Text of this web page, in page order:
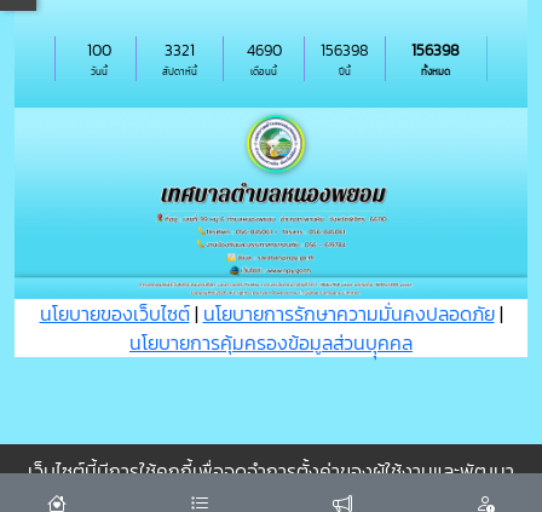
วันนี้
100
สัปดาห์นี้
3321
เดือนนี้
4690
ปีนี้
156398
ทั้งหมด
156398
นโยบายของเว็บไซต์| นโยบายการรักษาความมั่นคงปลอดภัย|
นโยบายการคุ้มครองข้อมูลส่วนบุุคคล
เว็บไซต์นี้มีการใช้คุกกี้เพื่อจดจำการตั้งค่าของผู้ใช้งานและพัฒนา
ประสบการณ์การใช้งานของคุณให้ดียิ่งขึ้น